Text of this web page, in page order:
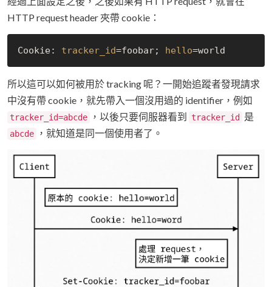
HTTP request header 夾帶 cookie：
Cookie: tracker_id=foobar; hello
所以這可以如何被用於 tracking 呢？一開始追蹤者發現請求
中沒有帶 cookie，就先帶入一個沒用過的 identifier，例如
tracker_id=abcde ，以後只要伺服器看到 tracker_id 是
abcde ，就知道是同一個使用者了。